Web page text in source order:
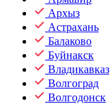
Архыз
Астрахань
Балаково
Буйнакск
Владикавказ
Волгоград
Волгодонск